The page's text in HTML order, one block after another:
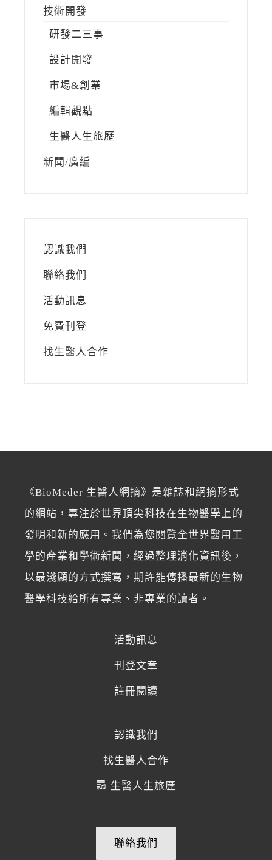
技術開發
研發二三事
設計開發
市場&創業
編輯觀點
生醫人生旅歷
新聞/廣編
認識我們
聯絡我們
活動訊息
免費刊登
找生醫人合作
《BioMeder 生醫人網摘》是雜誌和網摘形式
的網站，專注於世界頂尖科技在生物醫學上的
發明和新的應用。我們為您閱覽全世界醫用工
學的產業和學術新聞，經過整理消化資訊後，
以最淺顯的方式撰寫，期許能傳播最新的生物
醫學科技給所有專業、非專業的讀者。
活動訊息
刊登文章
註冊閱讀
認識我們
找生醫人合作
生醫人生旅歷
聯絡我們